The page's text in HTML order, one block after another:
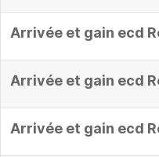
Arrivée et gain ecd
Arrivée et gain ecd
Arrivée et gain ecd